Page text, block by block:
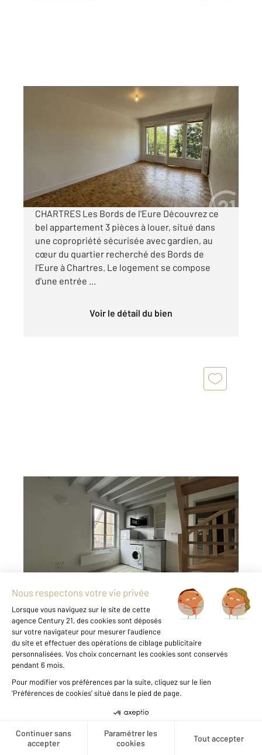
Créer une alerte
Appartement F3 à louer
835 €
par mois charges comprises
CHARTRES Les Bords de l'Eure Découvrez ce
bel appartement 3 pièces à louer, situé dans
une copropriété sécurisée avec gardien, au
cœur du quartier recherché des Bords de
l'Eure à Chartres. Le logement se compose
d'une entrée ...
Voir le détail du bien
CHARTRES 28
19,89 m
, 2 pièces
Appartement T2 à louer
500 €
par mois charges comprises
CHARTRES - CATHEDRALE À louer : Superbe
duplex entièrement rénové à Chartres, idéal
pour une personne seule ou un jeune couple.
Situé au 2ème étage, cet appartement
lumineux offre un cadre de vie agréable avec
une cuisine équipée et aménagée, ainsi qu ...